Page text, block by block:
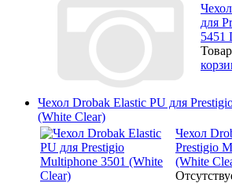
для
5451
Чехол Drobak Elastic PU для
(White Clear)
Чехол
Prestigio
(White